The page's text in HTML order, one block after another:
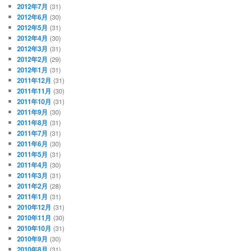
2012年7月 (31)
2012年6月 (30)
2012年5月 (31)
2012年4月 (30)
2012年3月 (31)
2012年2月 (29)
2012年1月 (31)
2011年12月 (31)
2011年11月 (30)
2011年10月 (31)
2011年9月 (30)
2011年8月 (31)
2011年7月 (31)
2011年6月 (30)
2011年5月 (31)
2011年4月 (30)
2011年3月 (31)
2011年2月 (28)
2011年1月 (31)
2010年12月 (31)
2010年11月 (30)
2010年10月 (31)
2010年9月 (30)